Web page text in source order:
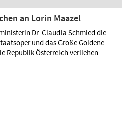
an Lorin Maazel
Dr. Claudia Schmied die
und das Große Goldene
Republik Österreich verliehen.